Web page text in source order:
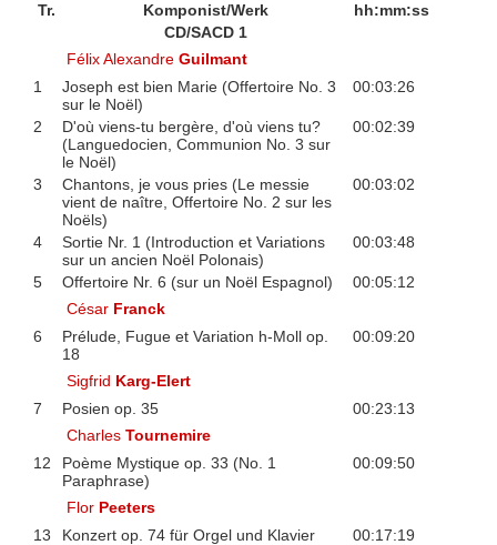
Tr. Komponist/Werk
hh:mm:ss
CD/SACD 1
Félix AlexandreGuilmant
1
Joseph est bien Marie (Offertoire No. 3
sur le Noël)
00:03:26
2
D'où viens-tu bergère, d'où viens tu?
(Languedocien, Communion No. 3 sur
le Noël)
00:02:39
3
Chantons, je vous pries (Le messie
vient de naître, Offertoire No. 2 sur les
Noëls)
00:03:02
4
Sortie Nr. 1 (Introduction et Variations
sur un ancien Noël Polonais)
00:03:48
5 Offertoire Nr. 6 (sur un Noël Espagnol)
00:05:12
César Franck
6
Prélude, Fugue et Variation h-Moll op.
18
00:09:20
Sigfrid Karg-Elert
7
Posien op. 35
00:23:13
CharlesTournemire
12
Poème Mystique op. 33 (No. 1
Paraphrase)
00:09:50
Flor Peeters
13
Konzert op. 74 für Orgel und Klavier 00:17:19